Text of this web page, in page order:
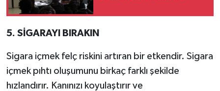
5. SİGARAYI BIRAKIN
Sigara içmek felç riskini artıran bir etkendir. Sigara
içmek pıhtı oluşumunu birkaç farklı şekilde
hızlandırır. Kanınızı koyulaştırır ve